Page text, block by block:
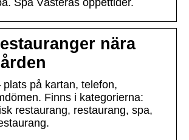
Spa Västerås öppettider.
nära
på kartan, telefon,
Finns i kategorierna:
restaurang, restaurang, spa,